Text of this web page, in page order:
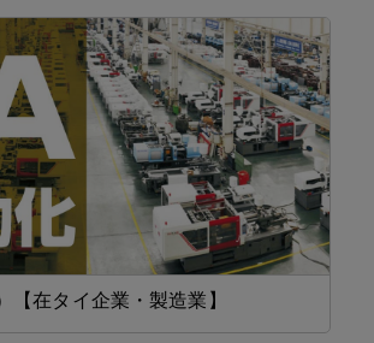
【在タイ企業・製造業】